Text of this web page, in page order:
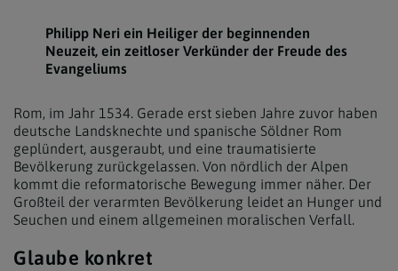
Philipp Neri ein Heiliger der beginnenden
Neuzeit, ein zeitloser Verkünder der Freude des
Evangeliums
Rom, im Jahr 1534. Gerade erst sieben Jahre zuvor haben
deutsche Landsknechte und spanische Söldner Rom
geplündert, ausgeraubt, und eine traumatisierte
Bevölkerung zurückgelassen. Von nördlich der Alpen
kommt die reformatorische Bewegung immer näher. Der
Großteil der verarmten Bevölkerung leidet an Hunger und
Seuchen und einem allgemeinen moralischen Verfall.
Glaube konkret